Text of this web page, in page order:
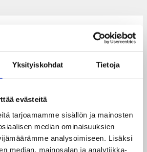
Yksityiskohdat Tietoja
evästeitä
tarjoamamme sisällön ja mainosten
median ominaisuuksien
analysoimiseen. Lisäksi
median, mainosalan ja analytiikka-